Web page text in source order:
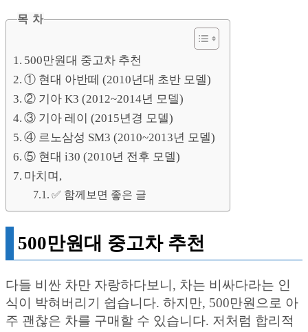
목 차
500만원대 중고차 추천
① 현대 아반떼 (2010년대 초반 모델)
② 기아 K3 (2012~2014년 모델)
③ 기아 레이 (2015년경 모델)
④ 르노삼성 SM3 (2010~2013년 모델)
⑤ 현대 i30 (2010년 전후 모델)
마치며,
✅ 함께보면 좋은 글
500만원대 중고차 추천
다들 비싼 차만 자랑하다보니, 차는 비싸다라는 인
식이 박혀버리기 쉽습니다. 하지만, 500만원으로 아
주 괜찮은 차를 구매할 수 있습니다. 저처럼 합리적